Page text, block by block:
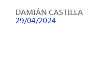
DAMIÁN CASTILLA
29/04/2024